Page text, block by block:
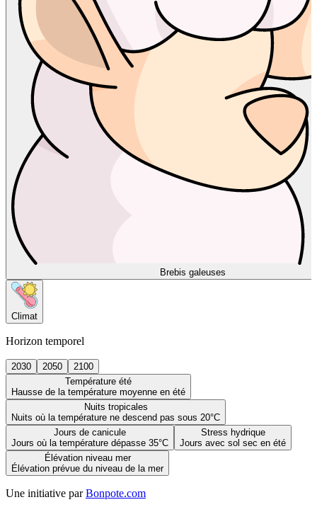
Brebis galeuses
Climat
Horizon temporel
2030 2050
2100
Température été
Hausse de la température moyenne en été
Nuits tropicales
Nuits où la température ne descend pas sous 20°C
Jours de canicule
Jours où la température dépasse 35°C
Stress hydrique
Jours avec sol sec en été
Élévation niveau mer
Élévation prévue du niveau de la mer
Une initiative par Bonpote.com